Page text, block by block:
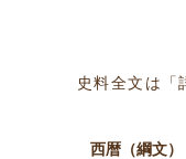
史料全文は「
西暦（綱文）